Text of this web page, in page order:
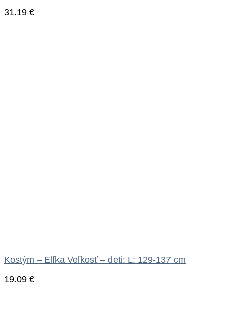
31.19 €
Kostým – Elfka Veľkosť – deti: L: 129-137 cm
19.09 €